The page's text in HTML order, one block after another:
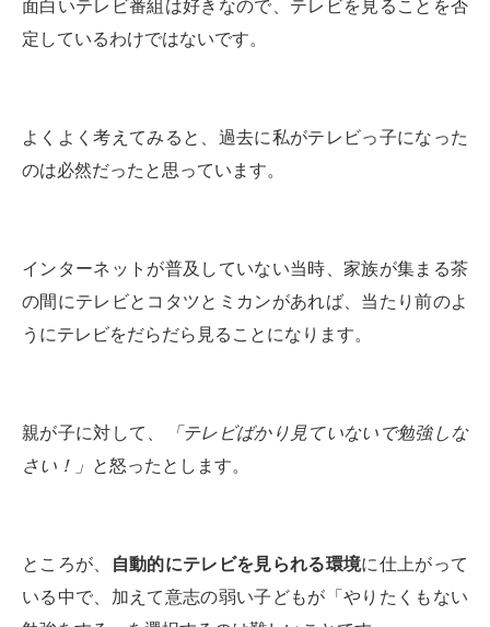
面白いテレビ番組は好きなので、テレビを見ることを否
定しているわけではないです。
よくよく考えてみると、過去に私がテレビっ子になった
のは必然だったと思っています。
インターネットが普及していない当時、家族が集まる茶
の間にテレビとコタツとミカンがあれば、当たり前のよ
うにテレビをだらだら見ることになります。
親が子に対して、
「テレビばかり見ていないで勉強しな
さい！」 と怒ったとします。
ところが、 自動的にテレビを見られる環境に仕上がって
いる中で、加えて意志の弱い子どもが「やりたくもない